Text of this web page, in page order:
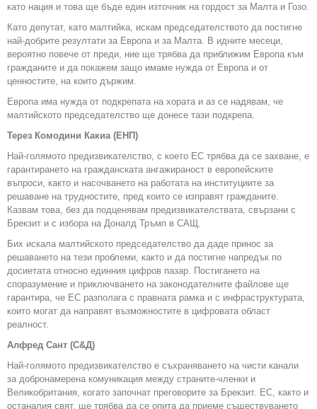
като нация и това ще бъде един източник на гордост за Малта и Гозо.
Като депутат, като малтийка, искам председателството да постигне
най-добрите резултати за Европа и за Малта. В идните месеци,
вероятно повече от преди, ние ще трябва да приближим Европа към
гражданите и да покажем защо имаме нужда от Европа и от
ценностите, на които държим.
Европа има нужда от подкрепата на хората и аз се надявам, че
малтийското председателство ще донесе тази подкрепа.
Терез Комодини Какиа (ЕНП)
Най-голямото предизвикателство, с което ЕС трябва да се захване, е
гарантирането на гражданската ангажираност в европейските
въпроси, както и насочването на работата на институциите за
решаване на трудностите, пред които се изправят гражданите.
Казвам това, без да подценявам предизвикателствата, свързани с
Брекзит и с избора на Доналд Тръмп в САЩ.
Бих искала малтийското председателство да даде принос за
решаването на тези проблеми, както и да постигне напредък по
досиетата относно единния цифров пазар. Постигането на
споразумение и приключването на законодателните файлове ще
гарантира, че ЕС разполага с правната рамка и с инфраструктурата,
които могат да направят възможностите в цифровата област
реалност.
Алфред Сант (С&Д)
Най-голямото предизвикателство е съхраняването на чисти канали
за добронамерена комуникация между страните-членки и
Великобритания, когато започнат преговорите за Брекзит. ЕС, както и
останалия свят, ще трябва да се опита да приеме съществуването